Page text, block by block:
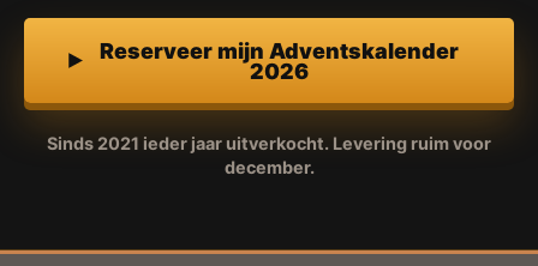
Reserveer mijn Adventskalender
2026
Sinds 2021 ieder jaar uitverkocht. Levering ruim voor
december.